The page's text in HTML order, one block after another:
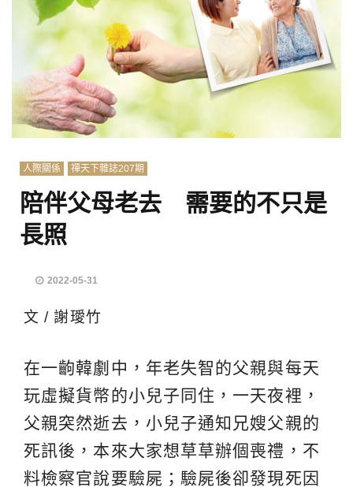
人際關係 禪天下雜誌207期
陪伴父母老去 需要的不只是
長照
2022-05-31
文 / 謝璦竹
在一齣韓劇中，年老失智的父親與每天
玩虛擬貨幣的小兒子同住，一天夜裡，
父親突然逝去，小兒子通知兄嫂父親的
死訊後，本來大家想草草辦個喪禮，不
料檢察官說要驗屍；驗屍後卻發現死因